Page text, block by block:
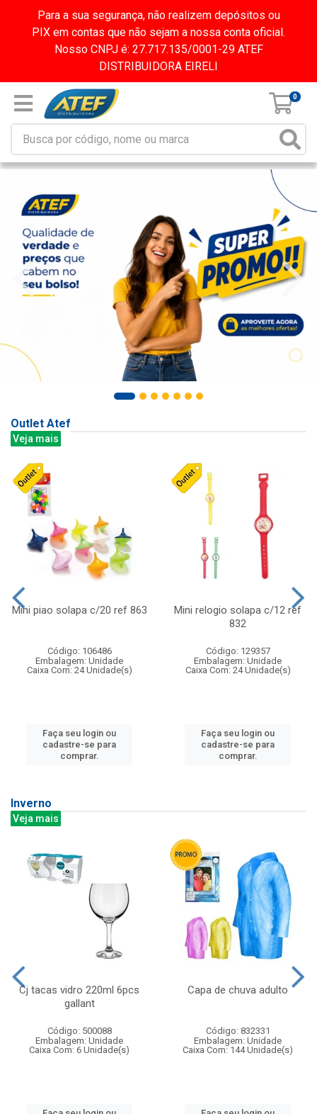
Para a sua segurança, não realizem depósitos ou
PIX em contas que não sejam a nossa conta oficial.
Nosso CNPJ é: 27.717.135/0001-29 ATEF
DISTRIBUIDORA EIRELI
0
Outlet Atef
Veja mais
Mini piao solapa c/20 ref 863
Código: 106486
Embalagem: Unidade
Caixa Com: 24 Unidade(s)
Faça seu login ou
cadastre-se para
comprar.
Mini relogio solapa c/12 ref
832
Código: 129357
Embalagem: Unidade
Caixa Com: 24 Unidade(s)
Faça seu login ou
cadastre-se para
comprar.
Inverno
Veja mais
Cj tacas vidro 220ml 6pcs
gallant
Código: 500088
Embalagem: Unidade
Caixa Com: 6 Unidade(s)
Capa de chuva adulto
Código: 832331
Embalagem: Unidade
Caixa Com: 144 Unidade(s)